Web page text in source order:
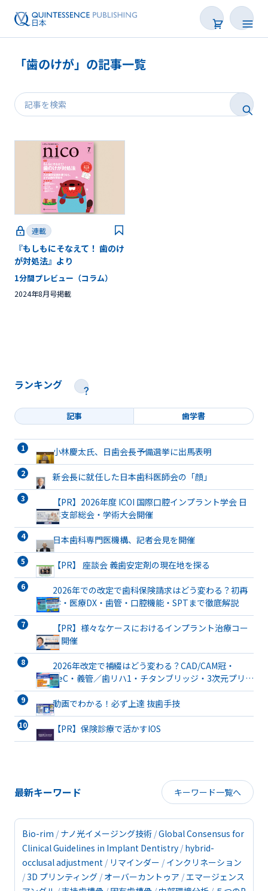
連載
Web限定
「歯のけが」の記事一覧
連載
『もしもにそなえて！ 歯のけ
が対処法』より
1分間プレビュー（コラム）
2024年8月号掲載
ランキング
記事 歯学書
小林慶太氏、日歯会長予備選挙に出馬表明
新会長に就任した日本歯科医師会の「顔」
【PR】2026年度 ICOI 国際口腔インプラント学会 日
本支部総会・学術大会開催
日本歯科専門医機構、記者会見を開催
【PR】 座談会 義歯安定剤の現在地を探る
2026年での改定で歯科保険請求はどう変わる？初再
診・医療DX・歯管・口腔機能・SPTまで徹底解説
【PR】様々なケースにおけるインプラント治療コー
ス開催
2026年改定で補綴はどう変わる？CAD/CAM冠・
TeC・義管／歯リハ1・チタンブリッジ・3次元プリン
ト有床義歯まで詳解
動画でわかる！必ず上達 抜歯手技
【PR】保険診療で活かすIOS
最新キーワード キーワード一覧へ
Bio-rim ナノ光イメージング技術 Global Consensus for
Clinical Guidelines in Implant Dentistry hybrid-
occlusal adjustment
リマインダー
インクリネーション
3D プリンティング オーバーカントゥア エマージェンス